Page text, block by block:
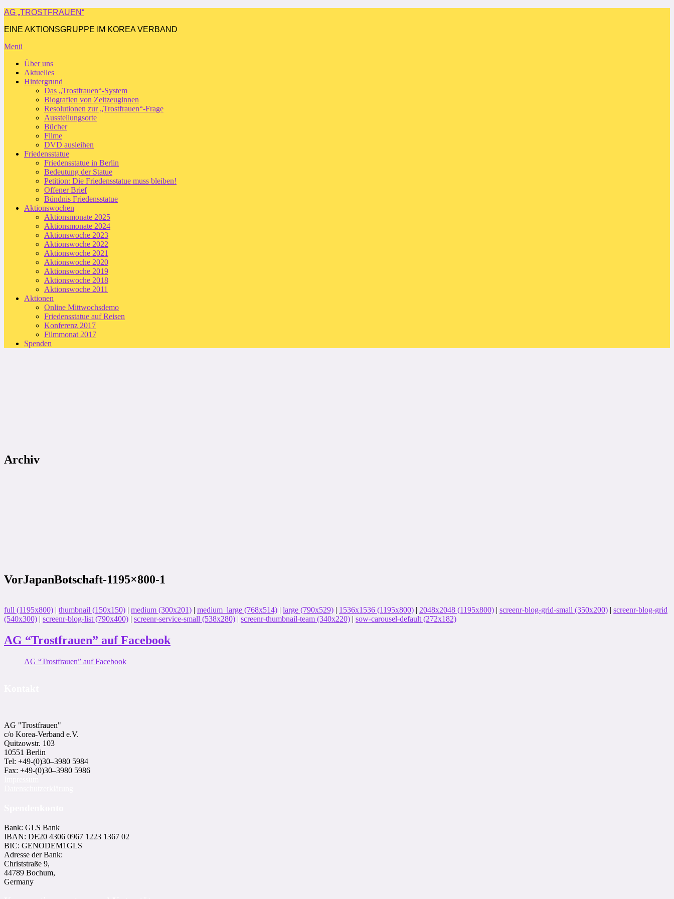
Zum
springen
AG „TROSTFRAUEN“
EINE AKTIONSGRUPPE IM KOREA VERBAND
Menü
Über uns
Aktuelles
Hintergrund
Das „Trostfrauen“-System
Biografien von Zeitzeuginnen
Resolutionen zur „Trostfrauen“-Frage
Ausstellungsorte
Bücher
Filme
DVD ausleihen
Friedensstatue
Friedensstatue in Berlin
Bedeutung der Statue
Petition: Die Friedensstatue muss bleiben!
Offener Brief
Bündnis Friedensstatue
Aktionswochen
Aktionsmonate 2025
Aktionsmonate 2024
Aktionswoche 2023
Aktionswoche 2022
Aktionswoche 2021
Aktionswoche 2020
Aktionswoche 2019
Aktionswoche 2018
Aktionswoche 2011
Aktionen
Online Mittwochsdemo
Friedensstatue auf Reisen
Konferenz 2017
Filmmonat 2017
Spenden
Archiv
VorJapanBotschaft-1195×800-1
full (1195x800) | thumbnail (150x150) | medium (300x201) | medium_large (768x514) | large (790x529) | 1536x1536 (1195x800) | 2048x2048 (1195x800) | screenr-blog-grid-small (350x200) | screenr-blog-grid
(540x300) | screenr-blog-list (790x400) | screenr-service-small (538x280) | screenr-thumbnail-team (340x220) | sow-carousel-default (272x182)
AG “Trostfrauen” auf Facebook
AG “Trostfrauen” auf Facebook
AG "Trostfrauen"
c/o Korea-Ver­band e.V.
Quitzowstr. 103
10551 Berlin
Tel: +49-(0)30–3980 5984
Fax: +49-(0)30–3980 5986
Bank: GLS Bank
IBAN: DE20 4306 0967 1223 1367 02
BIC: GENODEM1GLS
Adresse der Bank:
Christstraße 9,
44789 Bochum,
Germany